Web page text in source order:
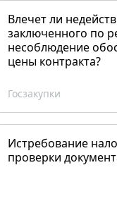
Влечет ли
заключенного по
несоблюдение
цены контракта?
Госзакупки
Истребование
проверки